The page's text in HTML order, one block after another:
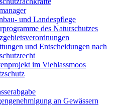
und Landespflege
des Naturschutzes
und Entscheidungen nach
im Viehlassmoos
an Gewässern